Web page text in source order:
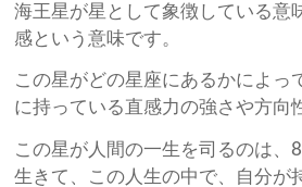
海王星が星として象徴している意
感という意味です。
この星がどの星座にあるかによっ
に持っている直感力の強さや方向
この星が人間の一生を司るのは、
生きて、この人生の中で、自分が